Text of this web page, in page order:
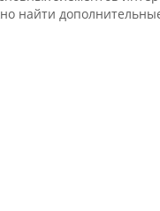
найти